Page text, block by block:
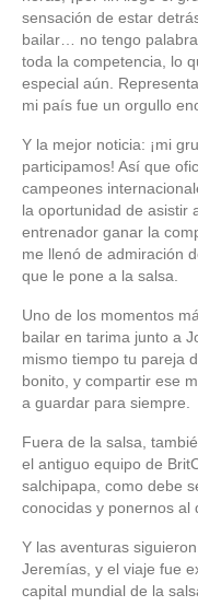
sensación de estar
bailar… no tengo
toda la competencia, lo
especial aún.
mi país fue un orgullo
Y la mejor noticia: ¡mi
participamos! Así que
campeones
la oportunidad de asistir
entrenador ganar la
me llenó de admiración
que le pone a la salsa.
Uno de los momentos
bailar en tarima junto a
mismo tiempo tu pareja
bonito, y compartir ese
a guardar para siempre.
Fuera de la salsa,
el antiguo equipo de
salchipapa, como debe
conocidas y ponernos al
Y las aventuras
Jeremías, y el viaje fue
capital mundial de la